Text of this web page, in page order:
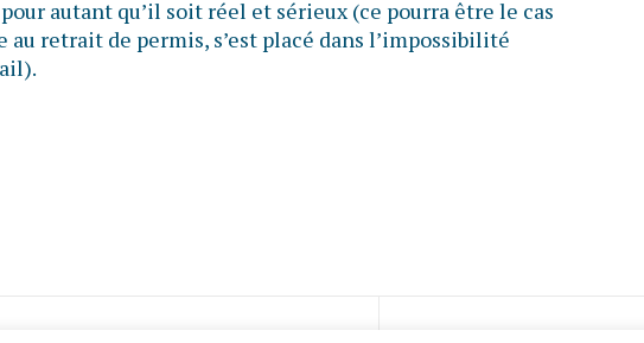
autant qu’il soit réel et sérieux (ce pourra être le cas
au retrait de permis, s’est placé dans l’impossibilité